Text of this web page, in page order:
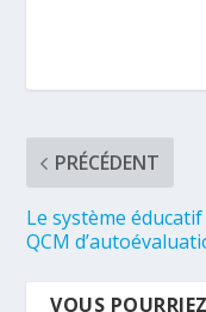
PRÉCÉDENT
Le système éducatif
QCM
VOUS